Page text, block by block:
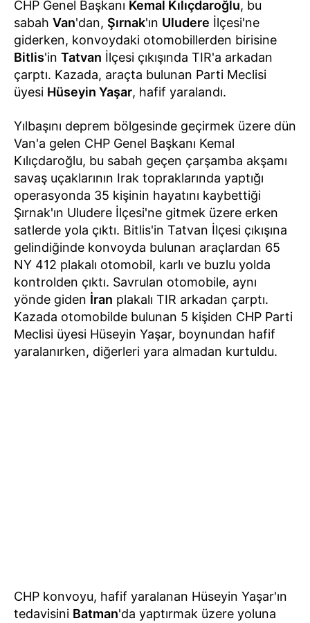
CHP Genel Başkanı Kemal Kılıçdaroğlu, bu
sabah Van'dan, Şırnak'ın Uludere İlçesi'ne
giderken, konvoydaki otomobillerden birisine
Bitlis'in Tatvan İlçesi çıkışında TIR'a arkadan
çarptı. Kazada, araçta bulunan Parti Meclisi
üyesi Hüseyin Yaşar, hafif yaralandı.
Yılbaşını deprem bölgesinde geçirmek üzere dün
Van'a gelen CHP Genel Başkanı Kemal
Kılıçdaroğlu, bu sabah geçen çarşamba akşamı
savaş uçaklarının Irak topraklarında yaptığı
operasyonda 35 kişinin hayatını kaybettiği
Şırnak'ın Uludere İlçesi'ne gitmek üzere erken
satlerde yola çıktı. Bitlis'in Tatvan İlçesi çıkışına
gelindiğinde konvoyda bulunan araçlardan 65
NY 412 plakalı otomobil, karlı ve buzlu yolda
kontrolden çıktı. Savrulan otomobile, aynı
yönde giden İran plakalı TIR arkadan çarptı.
Kazada otomobilde bulunan 5 kişiden CHP Parti
Meclisi üyesi Hüseyin Yaşar, boynundan hafif
yaralanırken, diğerleri yara almadan kurtuldu.
CHP konvoyu, hafif yaralanan Hüseyin Yaşar'ın
tedavisini Batman'da yaptırmak üzere yoluna